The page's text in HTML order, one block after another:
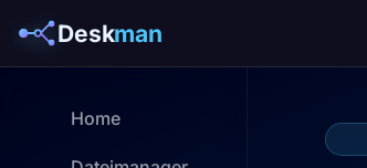
Deskman
Home